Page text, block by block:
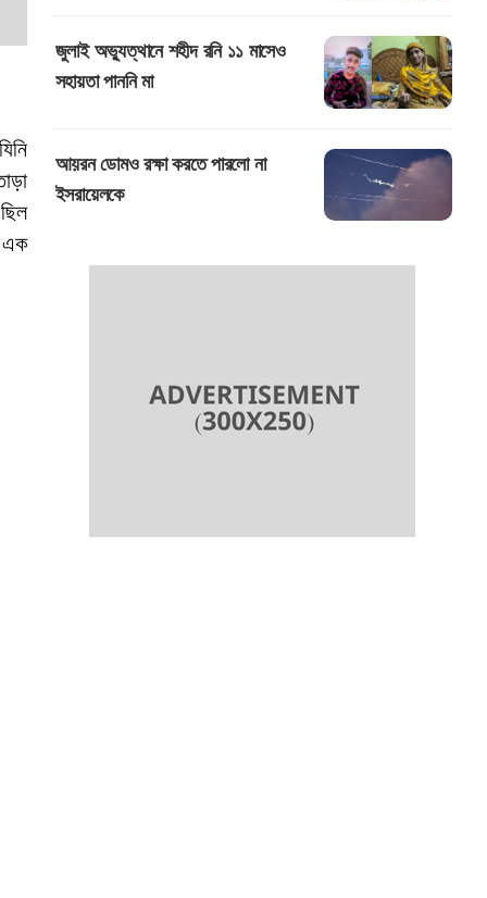
এক
জুলাই অভ্যুত্থানে শহীদ রনি ১১ মাসেও
সহায়তা পাননি মা
আয়রন ডোমও রক্ষা করতে পারলো না
ইসরায়েলকে